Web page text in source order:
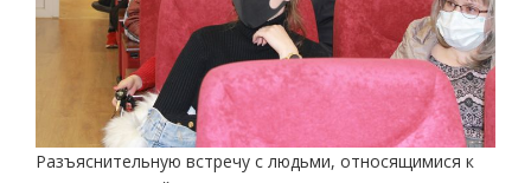
Разъяснительную встречу с людьми, относящимися к